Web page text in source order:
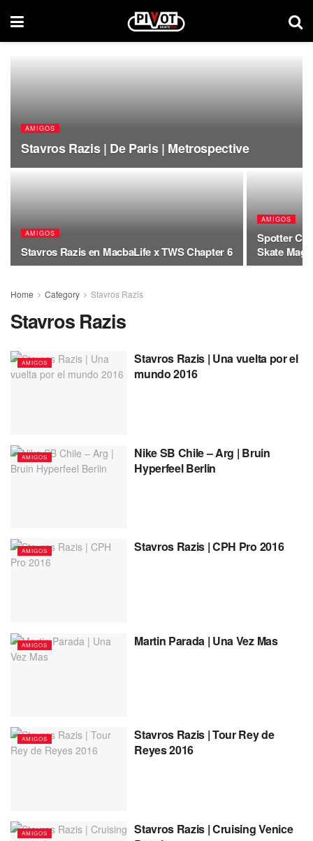
AMIGOS
Stavros Razis | De Paris | Metrospective
AMIGOS
Stavros Razis en MacbaLife x TWS Chapter 6
AMIGOS
Spotter
Skate Mag
Home Category Stavros Razis
Stavros Razis
AMIGOS
Stavros Razis | Una vuelta por el
mundo 2016
AMIGOS
Nike SB Chile – Arg | Bruin
Hyperfeel Berlin
AMIGOS Stavros Razis | CPH Pro 2016
AMIGOS Martin Parada | Una Vez Mas
AMIGOS
Stavros Razis | Tour Rey de
Reyes 2016
AMIGOS
Stavros Razis | Cruising Venice